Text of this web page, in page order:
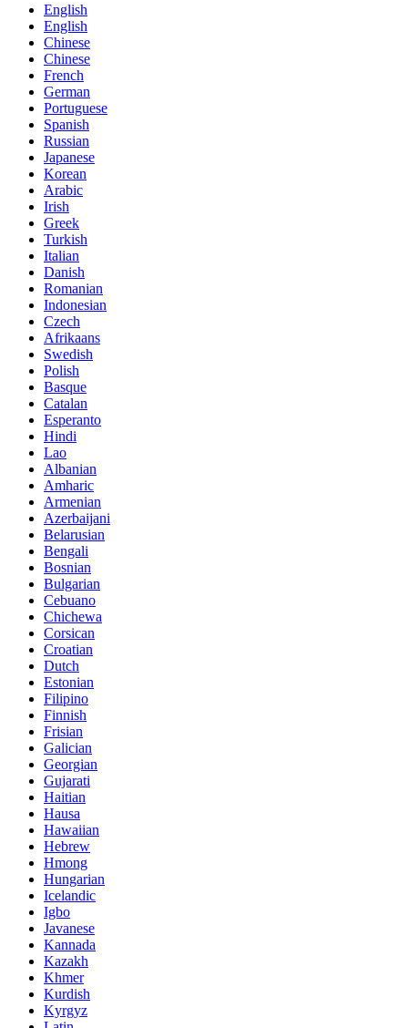
English
English
Chinese
Chinese
French
German
Portuguese
Spanish
Russian
Japanese
Korean
Arabic
Irish
Greek
Turkish
Italian
Danish
Romanian
Indonesian
Czech
Afrikaans
Swedish
Polish
Basque
Catalan
Esperanto
Hindi
Lao
Albanian
Amharic
Armenian
Azerbaijani
Belarusian
Bengali
Bosnian
Bulgarian
Cebuano
Chichewa
Corsican
Croatian
Dutch
Estonian
Filipino
Finnish
Frisian
Galician
Georgian
Gujarati
Haitian
Hausa
Hawaiian
Hebrew
Hmong
Hungarian
Icelandic
Igbo
Javanese
Kannada
Kazakh
Khmer
Kurdish
Kyrgyz